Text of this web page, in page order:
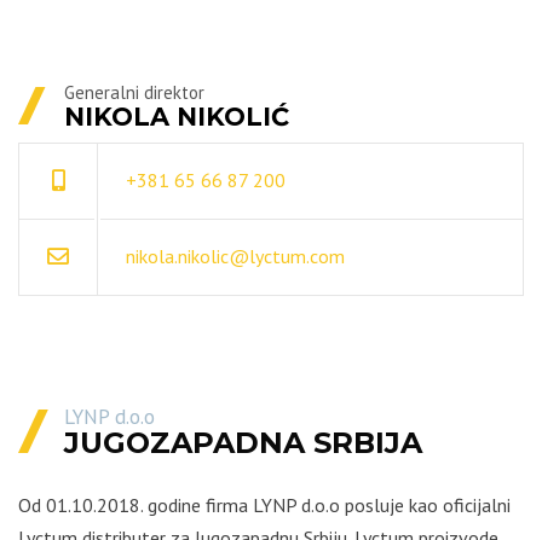
Generalni direktor
NIKOLA NIKOLIĆ
+381 65 66 87 200
nikola.nikolic@lyctum.com
LYNP d.o.o
JUGOZAPADNA SRBIJA
Od 01.10.2018. godine firma LYNP d.o.o posluje kao oficijalni